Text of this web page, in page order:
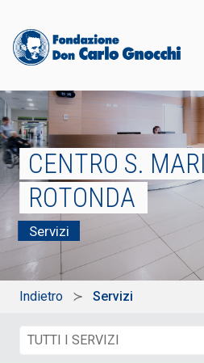
CENTRO S.
ROTONDA
Servizi
Indietro Servizi